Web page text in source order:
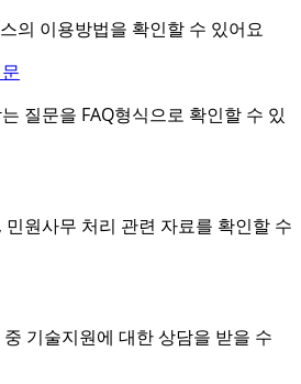
의 이용방법을 확인할 수 있어요
질문을 FAQ형식으로 확인할 수 있
민원사무 처리 관련 자료를 확인할 수
기술지원에 대한 상담을 받을 수